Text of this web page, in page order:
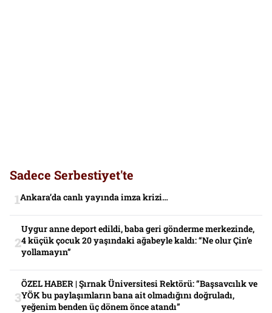
Sadece Serbestiyet'te
Ankara’da canlı yayında imza krizi…
Uygur anne deport edildi, baba geri gönderme merkezinde,
4 küçük çocuk 20 yaşındaki ağabeyle kaldı: “Ne olur Çin’e
yollamayın”
ÖZEL HABER | Şırnak Üniversitesi Rektörü: “Başsavcılık ve
YÖK bu paylaşımların bana ait olmadığını doğruladı,
yeğenim benden üç dönem önce atandı”